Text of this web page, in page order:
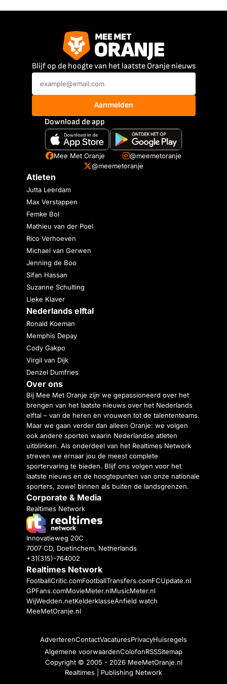
Blijf op de hoogte van het laatste Oranje nieuws
Aanmelden
Download de app
Mee Met Oranje
@meemetoranje
@meemetoranje
Atleten
Jutta Leerdam
Max Verstappen
Femke Bol
Mathieu van der Poel
Rico Verhoeven
Michael van Gerwen
Jenning de Boo
Sifan Hassan
Suzanne Schulting
Lieke Klaver
Nederlands elftal
Ronald Koeman
Memphis Depay
Cody Gakpo
Virgil van Dijk
Denzel Dumfries
Over ons
Bij Mee Met Oranje zijn we gepassioneerd over het
brengen van het laatste nieuws over het Nederlands
elftal – van de heren en vrouwen tot de talententeams.
Maar we gaan verder dan alleen Oranje: we volgen
ook andere sporten waarin Nederlandse atleten
uitblinken. Als onderdeel van het Realtimes Network
streven we ernaar jou de meest complete
sportervaring te bieden. Blijf ons volgen voor het
laatste nieuws en de hoogtepunten van onze nationale
sporters, zowel binnen als buiten de landsgrenzen.
Corporate & Media
Realtimes Network
Innovatieweg 20C
7007 CD, Doetinchem, Netherlands
+31(315)-764002
Realtimes Network
FootballCritic.comFootballTransfers.comFCUpdate.nl
GPFans.comMovieMeter.nlMusicMeter.nl
WijWedden.netKelderklasseAnfield watch
MeeMetOranje.nl
AdverterenContactVacaturesPrivacyHuisregels
Algemene voorwaardenColofonRSSSitemap
Copyright © 2005 - 2026 MeeMetOranje.nl
Realtimes | Publishing Network